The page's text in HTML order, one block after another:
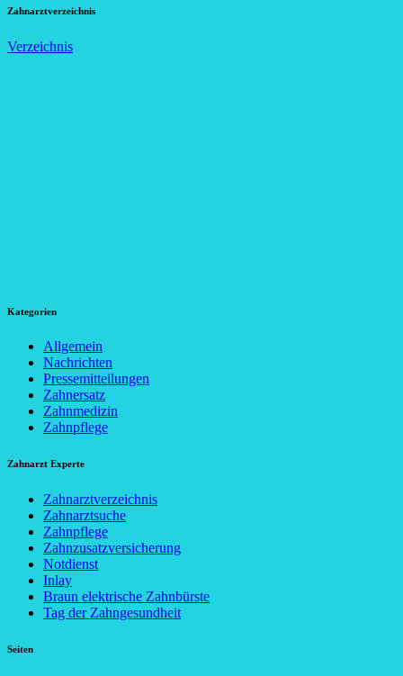
Zahnarztverzeichnis
Verzeichnis
Kategorien
Allgemein
Nachrichten
Pressemitteilungen
Zahnersatz
Zahnmedizin
Zahnpflege
Zahnarzt Experte
Zahnarztverzeichnis
Zahnarztsuche
Zahnpflege
Zahnzusatzversicherung
Notdienst
Inlay
Braun elektrische Zahnbürste
Tag der Zahngesundheit
Seiten